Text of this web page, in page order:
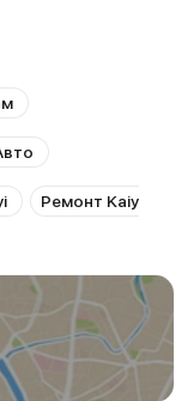
Ремонт Kaiyi